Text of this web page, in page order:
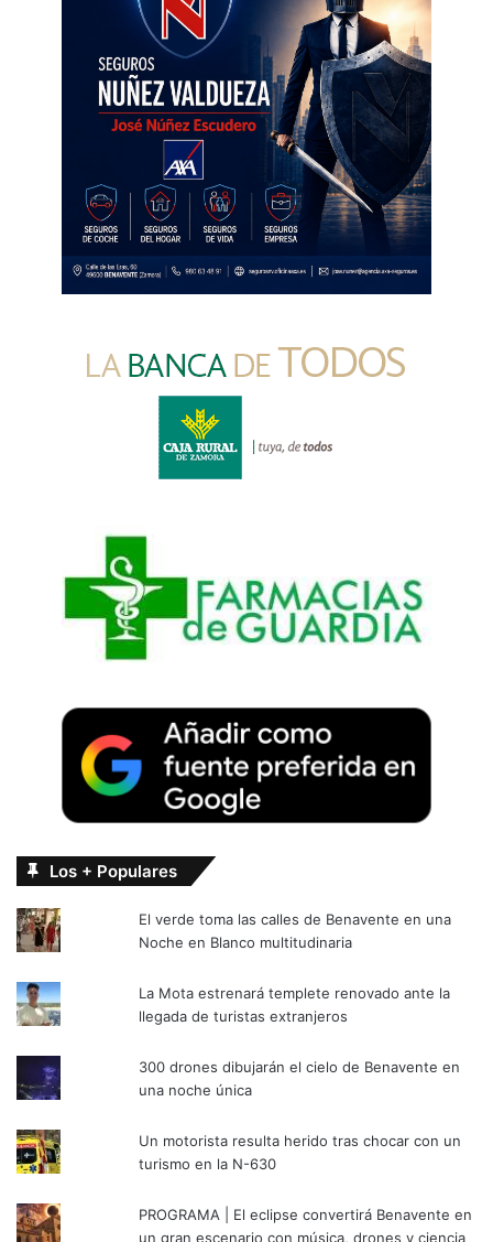
Los + Populares
El verde toma las calles de Benavente en una
Noche en Blanco multitudinaria
La Mota estrenará templete renovado ante la
llegada de turistas extranjeros
300 drones dibujarán el cielo de Benavente en
una noche única
Un motorista resulta herido tras chocar con un
turismo en la N-630
PROGRAMA | El eclipse convertirá Benavente en
un gran escenario con música, drones y ciencia